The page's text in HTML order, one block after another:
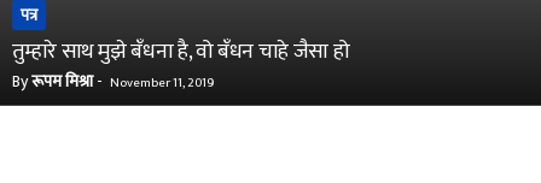
पत्र
तुम्हारे साथ मुझे बँधना है, वो बँधन चाहे जैसा हो
Byरूपम मिश्रा- November 11, 2019